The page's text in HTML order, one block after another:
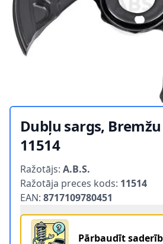
Dubļu sargs, Bremžu
11514
Ražotājs: A.B.S.
Ražotāja preces kods: 11514
EAN: 8717109780451
Pārbaudīt